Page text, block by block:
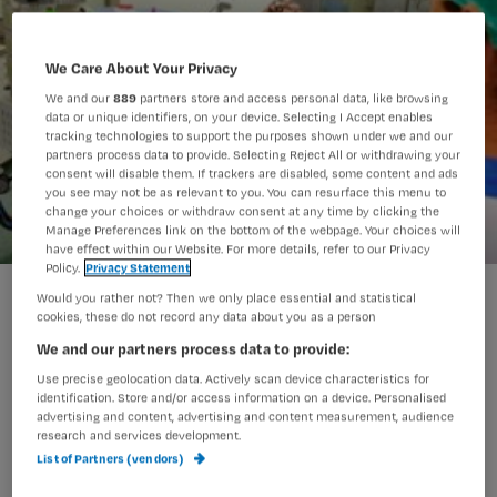
Nieuwe technologie voor verpleegkundigen niet altijd succesvol
De manier waarop nieuwe
technologieën aan verpleegkundigen
worden geïntroduceerd is voor
We Care About Your Privacy
We and our889 partners store and access personal data, like browsing
data or unique identifiers, on your device. Selecting I Accept enables
tracking technologies to support the purposes shown under we and our
partners process data to provide. Selecting Reject All or withdrawing your
consent will disable them. If trackers are disabled, some content and ads
you see may not be as relevant to you. You can resurface this menu to
change your choices or withdraw consent at any time by clicking the
Manage Preferences link on the bottom of the webpage. Your choices will
have effect within our Website. For more details, refer to our Privacy
Policy. Privacy Statement
Would you rather not? Then we only place essential and statistical
cookies, these do not record any data about you as a person
We and our partners process data to provide:
Use precise geolocation data. Actively scan device characteristics for
identification. Store and/or access information on a device. Personalised
advertising and content, advertising and content measurement, audience
research and services development.
List of Partners (vendors)